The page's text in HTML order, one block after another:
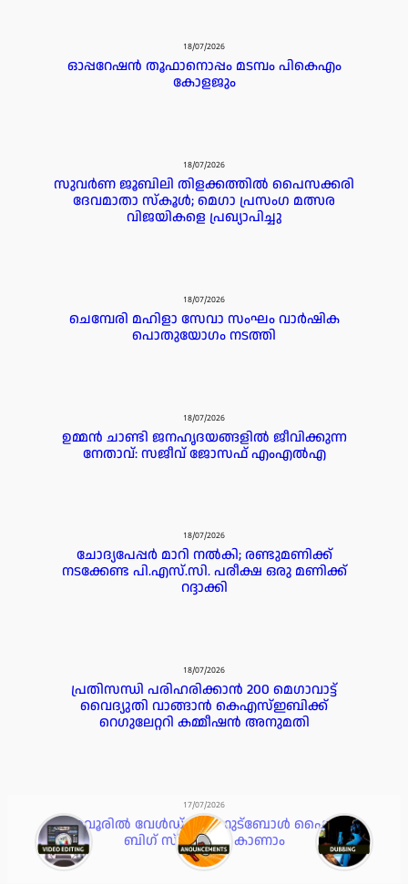
18/07/2026
ഓപ്പറേഷൻ തൂഫാനൊപ്പം മടമ്പം പികെഎം
കോളജും
18/07/2026
സുവർണ ജൂബിലി തിളക്കത്തിൽ പൈസക്കരി
ദേവമാതാ സ്കൂൾ; മെഗാ പ്രസംഗ മത്സര
വിജയികളെ പ്രഖ്യാപിച്ചു
18/07/2026
ചെമ്പേരി മഹിളാ സേവാ സംഘം വാർഷിക
പൊതുയോഗം നടത്തി
18/07/2026
ഉമ്മൻ ചാണ്ടി ജനഹൃദയങ്ങളിൽ ജീവിക്കുന്ന
നേതാവ്: സജീവ് ജോസഫ് എംഎൽഎ
18/07/2026
ചോദ്യപേപ്പർ മാറി നൽകി; രണ്ടുമണിക്ക്
നടക്കേണ്ട പി.എസ്.സി. പരീക്ഷ ഒരു മണിക്ക്
റദ്ദാക്കി
18/07/2026
പ്രതിസന്ധി പരിഹരിക്കാൻ 200 മെഗാവാട്ട്
വൈദ്യുതി വാങ്ങാൻ കെഎസ്ഇബിക്ക്
റെഗുലേറ്ററി കമ്മീഷൻ അനുമതി
17/07/2026
പയ്യാവൂരിൽ വേൾഡ് കപ്പ് ഫുട്ബോൾ ഫൈനൽ
ബിഗ് സ്ക്രീനിൽ കാണാം